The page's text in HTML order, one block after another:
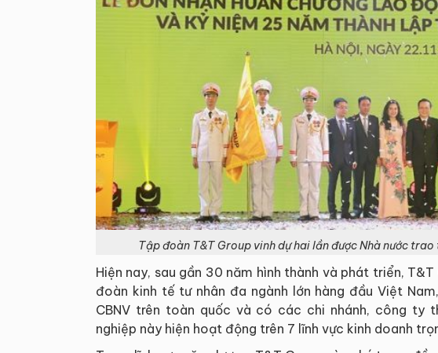
Tập đoàn T&T Group vinh dự hai lần được Nhà nước
Hiện nay, sau gần 30 năm hình thành và phát triển,
đoàn kinh tế tư nhân đa ngành lớn hàng đầu Việt
CBNV trên toàn quốc và có các chi nhánh, công ty
nghiệp này hiện hoạt động trên 7 lĩnh vực kinh doanh